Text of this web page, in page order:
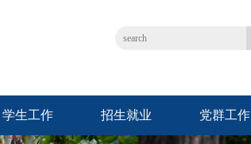
学生工作 招生就业 党群工作